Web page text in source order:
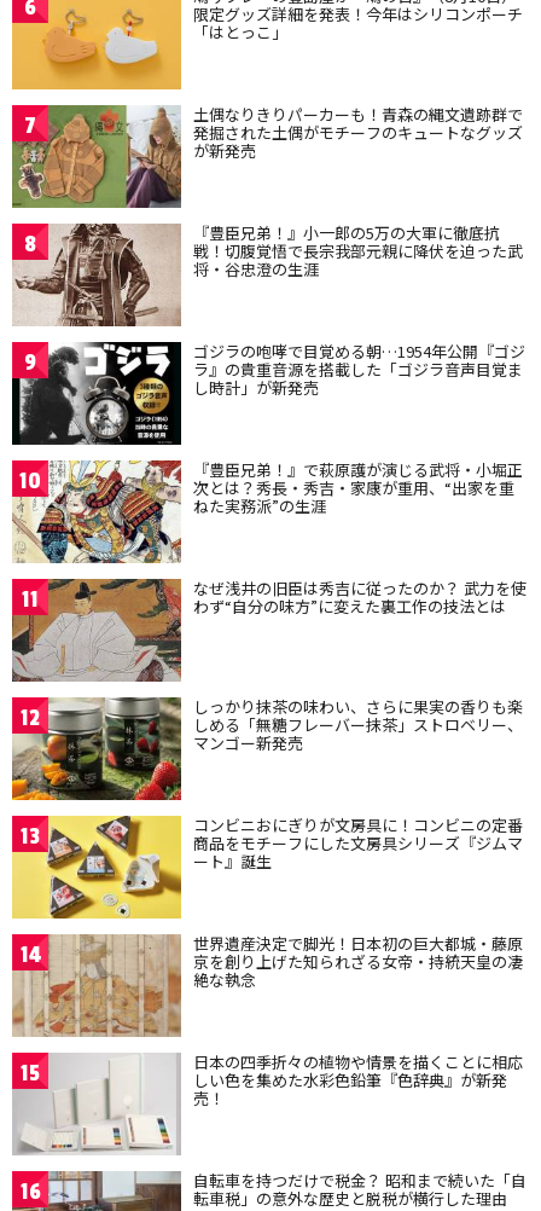
6 限定グッズ詳細を発表！今年はシリコンポーチ
「はとっこ」
7 土偶なりきりパーカーも！青森の縄文遺跡群で
発掘された土偶がモチーフのキュートなグッズ
が新発売
8 『豊臣兄弟！』小一郎の5万の大軍に徹底抗
戦！切腹覚悟で長宗我部元親に降伏を迫った武
将・谷忠澄の生涯
9 ゴジラの咆哮で目覚める朝…1954年公開『ゴジ
ラ』の貴重音源を搭載した「ゴジラ音声目覚ま
し時計」が新発売
10 『豊臣兄弟！』で萩原護が演じる武将・小堀正
次とは？秀長・秀吉・家康が重用、“出家を重
ねた実務派”の生涯
11 なぜ浅井の旧臣は秀吉に従ったのか？ 武力を使
わず“自分の味方”に変えた裏工作の技法とは
12 しっかり抹茶の味わい、さらに果実の香りも楽
しめる「無糖フレーバー抹茶」ストロベリー、
マンゴー新発売
13 コンビニおにぎりが文房具に！コンビニの定番
商品をモチーフにした文房具シリーズ『ジムマ
ート』誕生
14 世界遺産決定で脚光！日本初の巨大都城・藤原
京を創り上げた知られざる女帝・持統天皇の凄
絶な執念
15 日本の四季折々の植物や情景を描くことに相応
しい色を集めた水彩色鉛筆『色辞典』が新発
売！
16 自転車を持つだけで税金？ 昭和まで続いた「自
転車税」の意外な歴史と脱税が横行した理由